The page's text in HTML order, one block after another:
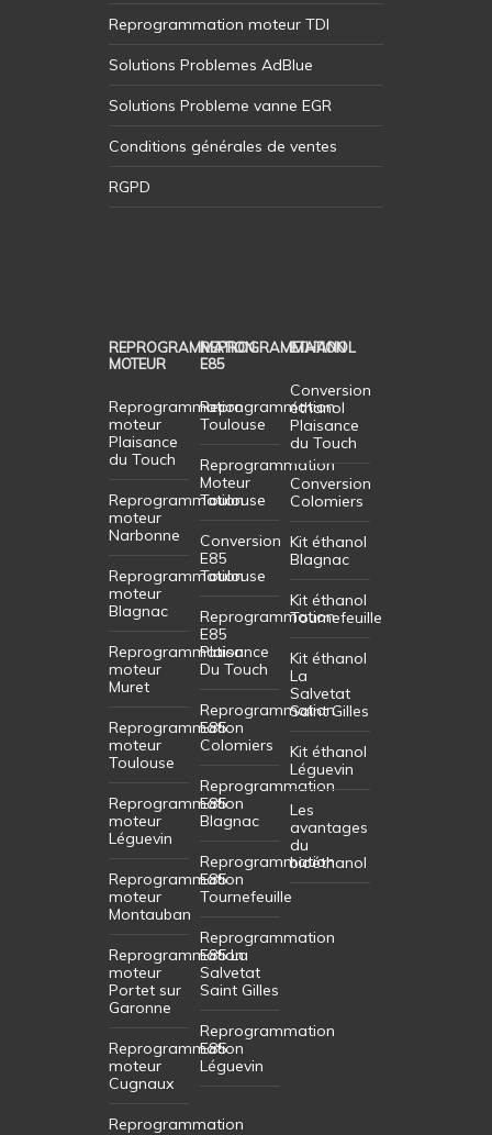
Reprogrammation moteur TDI
Solutions Problemes AdBlue
Solutions Probleme vanne EGR
Conditions générales de ventes
RGPD
REPROGRAMMATION
MOTEUR
Reprogrammation
moteur
Plaisance
du Touch
Reprogrammation
moteur
Narbonne
Reprogrammation
moteur
Blagnac
Reprogrammation
moteur
Muret
Reprogrammation
moteur
Toulouse
Reprogrammation
moteur
Léguevin
Reprogrammation
moteur
Montauban
Reprogrammation
moteur
Portet sur
Garonne
Reprogrammation
moteur
Cugnaux
Reprogrammation
REPROGRAMMATION
E85
Reprogrammation
Toulouse
Reprogrammation
Moteur
Toulouse
Conversion
E85
Toulouse
Reprogrammation
E85
Plaisance
Du Touch
Reprogrammation
E85
Colomiers
Reprogrammation
E85
Blagnac
Reprogrammation
E85
Tournefeuille
Reprogrammation
E85 La
Salvetat
Saint Gilles
Reprogrammation
E85
Léguevin
ETHANOL
Conversion
éthanol
Plaisance
du Touch
Conversion
Colomiers
Kit éthanol
Blagnac
Kit éthanol
Tournefeuille
Kit éthanol
La
Salvetat
Saint Gilles
Kit éthanol
Léguevin
Les
avantages
du
bioéthanol